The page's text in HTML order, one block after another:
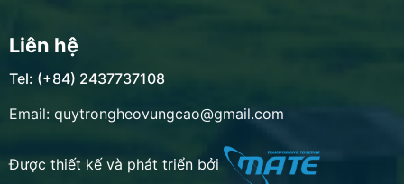
Liên hệ
Tel: (+84) 2437737108
Email: quytrongheovungcao@gmail.com
Được thiết kế và phát triển bởi